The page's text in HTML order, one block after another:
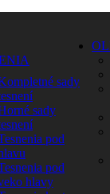
sady
sady
pod
pod
hlavy